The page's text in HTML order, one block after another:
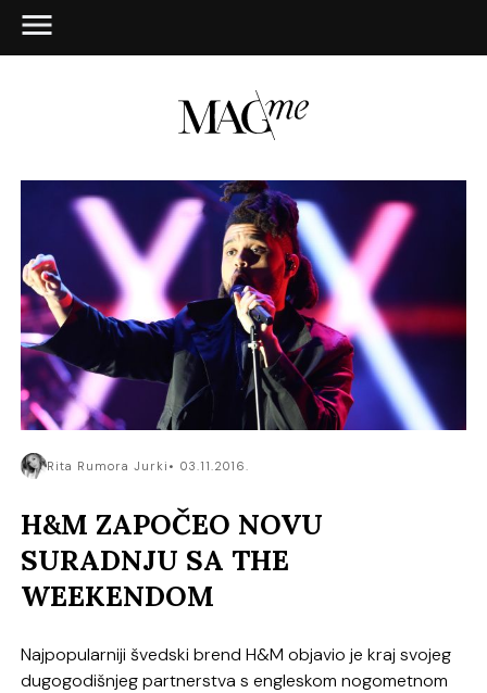
Rita Rumora Jurki 03.11.2016.
H&M ZAPOČEO NOVU
SURADNJU SA THE
WEEKENDOM
Najpopularniji švedski brend H&M objavio je kraj svojeg
dugogodišnjeg partnerstva s engleskom nogometnom